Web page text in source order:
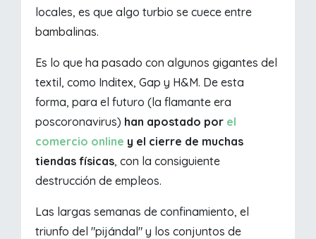
locales, es que algo turbio se cuece entre
bambalinas.
Es lo que ha pasado con algunos gigantes del
textil, como Inditex, Gap y H&M. De esta
forma, para el futuro (la flamante era
poscoronavirus) han apostado por el
comercio online y el cierre de muchas
tiendas físicas, con la consiguiente
destrucción de empleos.
Las largas semanas de confinamiento, el
triunfo del "pijándal" y los conjuntos de